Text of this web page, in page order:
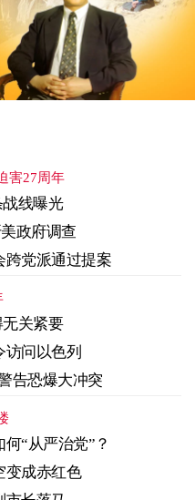
害27周年
战线曝光
政府调查
跨党派通过提案
关紧要
访问以色列
告恐爆大冲突
“从严治党”？
变成赤红色